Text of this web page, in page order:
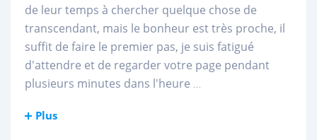
de leur temps à chercher quelque chose de
transcendant, mais le bonheur est très proche, il
suffit de faire le premier pas, je suis fatigué
d'attendre et de regarder votre page pendant
plusieurs minutes dans l'heure ...
Plus